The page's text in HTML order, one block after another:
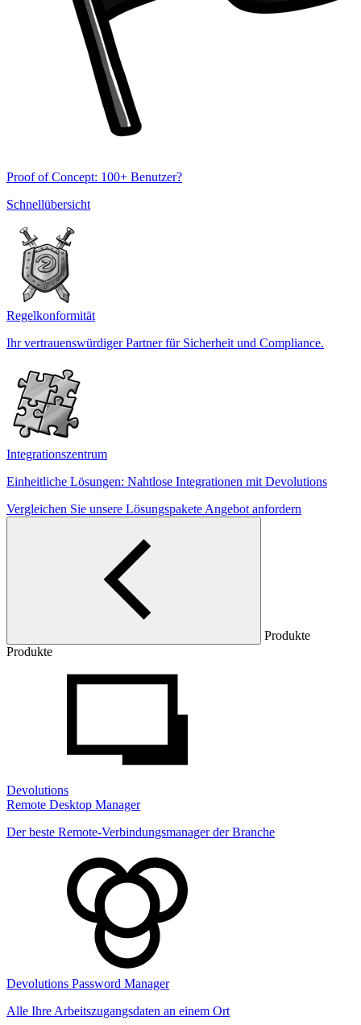
Proof of Concept: 100+ Benutzer?
Schnellübersicht
Regelkonformität
Ihr vertrauenswürdiger Partner für Sicherheit und Compliance.
Integrationszentrum
Einheitliche Lösungen: Nahtlose Integrationen mit Devolutions
Vergleichen Sie unsere Lösungspakete Angebot anfordern
Produkte
Produkte
Devolutions
Remote Desktop Manager
Der beste Remote-Verbindungsmanager der Branche
Devolutions Password Manager
Alle Ihre Arbeitszugangsdaten an einem Ort